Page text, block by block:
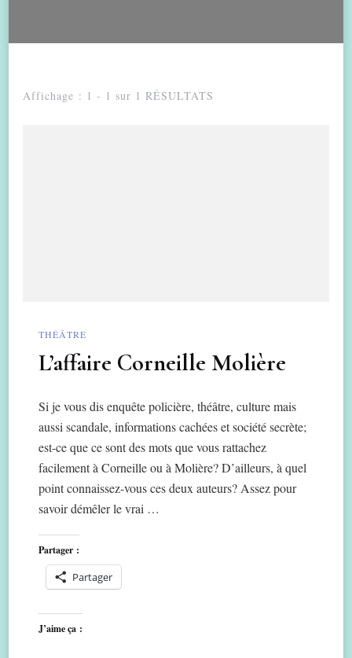
Affichage : 1 - 1 sur 1 RÉSULTATS
THÉÂTRE
L’affaire Corneille Molière
Si je vous dis enquête policière, théâtre, culture mais
aussi scandale, informations cachées et société secrète;
est-ce que ce sont des mots que vous rattachez
facilement à Corneille ou à Molière? D’ailleurs, à quel
point connaissez-vous ces deux auteurs? Assez pour
savoir démêler le vrai …
Partager :
Partager
J’aime ça :